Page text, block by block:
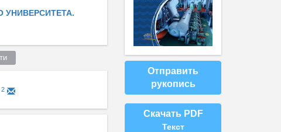
УНИВЕРСИТЕТА.
2
Отправить
рукопись
Скачать PDF
Текст